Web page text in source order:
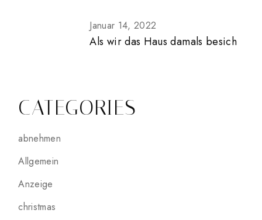
Januar 14, 2022
Als wir das Haus damals besich
CATEGORIES
abnehmen
Allgemein
Anzeige
christmas